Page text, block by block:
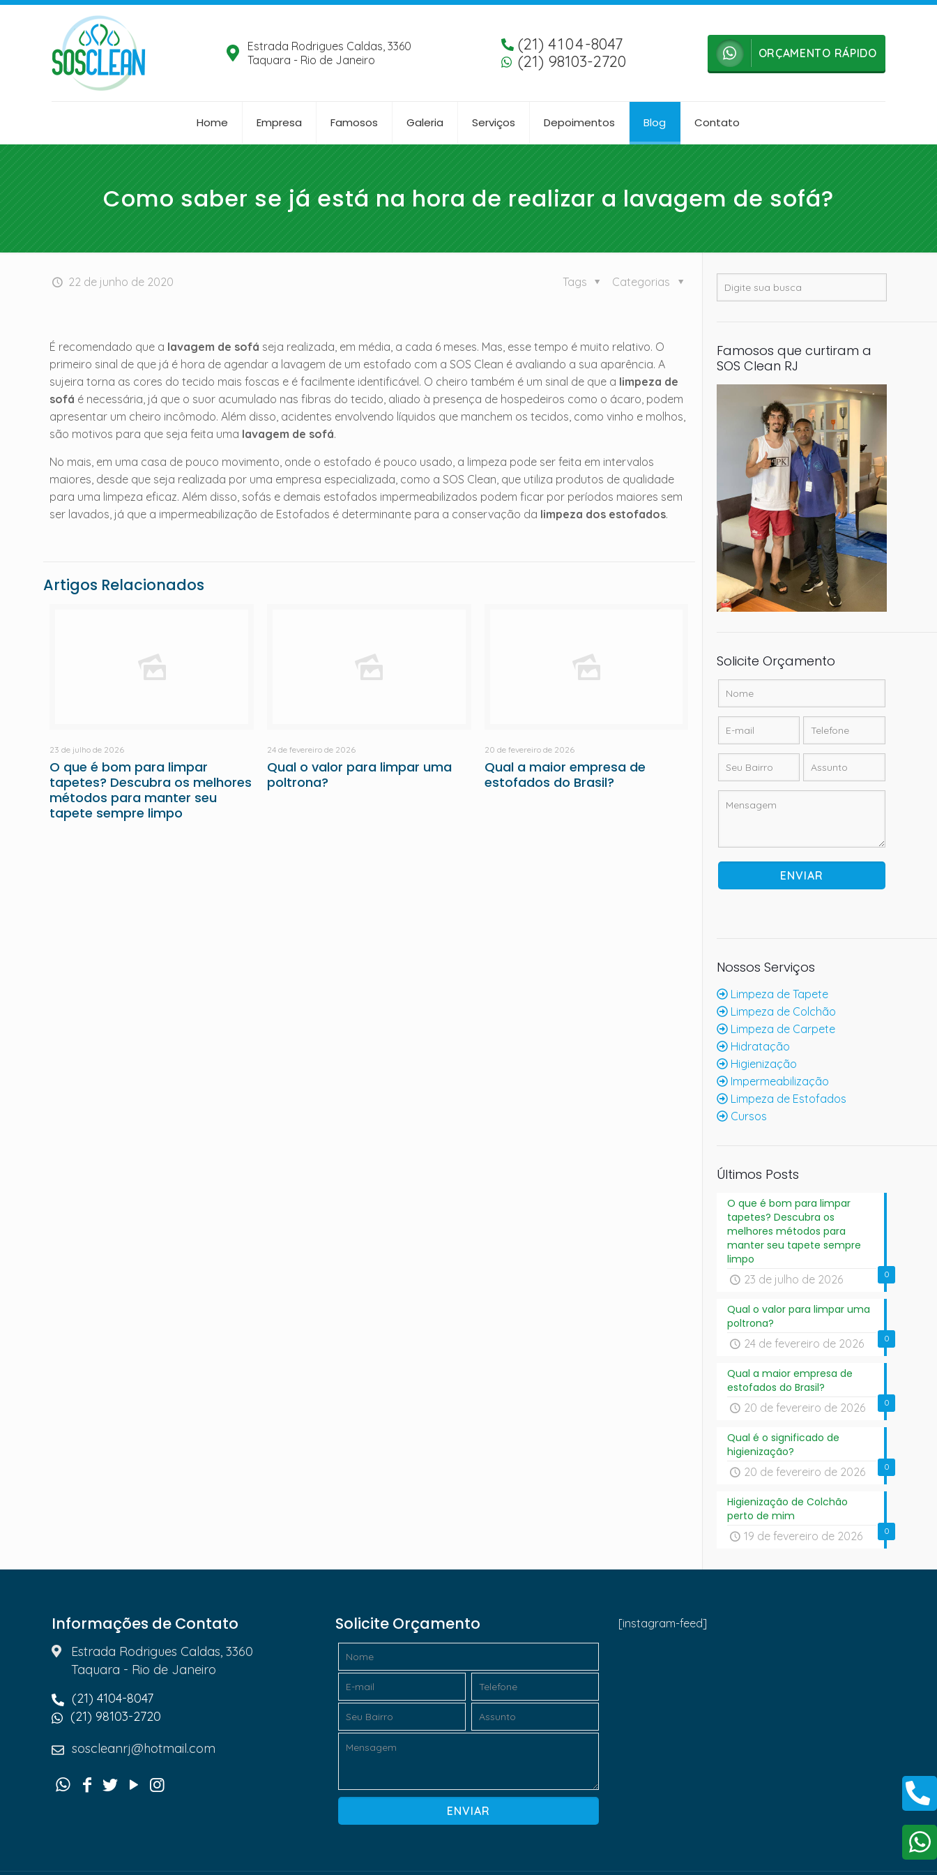
Estrada Rodrigues Caldas, 3360
Taquara - Rio de Janeiro
(21) 4104-8047
(21) 98103-2720
ORÇAMENTO RÁPIDO
Home Empresa Famosos Galeria Serviços Depoimentos Blog Contato
Como saber se já está na hora de realizar a lavagem de sofá?
22 de junho de 2020 Categorias
Tags
É recomendado que a lavagem de sofá seja realizada, em média, a cada 6 meses. Mas, esse tempo é muito relativo. O
primeiro sinal de que já é hora de agendar a lavagem de um estofado com a SOS Clean é avaliando a sua aparência. A
sujeira torna as cores do tecido mais foscas e é facilmente identificável. O cheiro também é um sinal de que a limpeza de
sofá é necessária, já que o suor acumulado nas fibras do tecido, aliado à presença de hospedeiros como o ácaro, podem
apresentar um cheiro incômodo. Além disso, acidentes envolvendo líquidos que manchem os tecidos, como vinho e molhos,
são motivos para que seja feita uma lavagem de sofá.
No mais, em uma casa de pouco movimento, onde o estofado é pouco usado, a limpeza pode ser feita em intervalos
maiores, desde que seja realizada por uma empresa especializada, como a SOS Clean, que utiliza produtos de qualidade
para uma limpeza eficaz. Além disso, sofás e demais estofados impermeabilizados podem ficar por períodos maiores sem
ser lavados, já que a impermeabilização de Estofados é determinante para a conservação da limpeza dos estofados.
Artigos Relacionados
23 de julho de 2026
O que é bom para limpar
tapetes? Descubra os melhores
métodos para manter seu
tapete sempre limpo
24 de fevereiro de 2026
Qual o valor para limpar uma
poltrona?
20 de fevereiro de 2026
Qual a maior empresa de
estofados do Brasil?
Famosos que curtiram a
SOS Clean RJ
Solicite Orçamento
Nossos Serviços
Limpeza de Tapete
Limpeza de Colchão
Limpeza de Carpete
Hidratação
Higienização
Impermeabilização
Limpeza de Estofados
Cursos
Últimos Posts
0
O que é bom para limpar
tapetes? Descubra os
melhores métodos para
manter seu tapete sempre
limpo
23 de julho de 2026
0
Qual o valor para limpar uma
poltrona?
24 de fevereiro de 2026
0
Qual a maior empresa de
estofados do Brasil?
20 de fevereiro de 2026
0
Qual é o significado de
higienização?
20 de fevereiro de 2026
0
Higienização de Colchão
perto de mim
19 de fevereiro de 2026
Informações de Contato
Estrada Rodrigues Caldas, 3360
Taquara - Rio de Janeiro
(21) 4104-8047
(21) 98103-2720
soscleanrj@hotmail.com
Solicite Orçamento [instagram-feed]